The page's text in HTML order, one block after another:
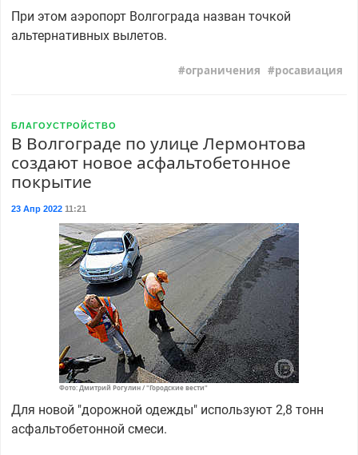
При этом аэропорт Волгограда назван точкой
альтернативных вылетов.
ограничения росавиация
БЛАГОУСТРОЙСТВО
В Волгограде по улице Лермонтова
создают новое асфальтобетонное
покрытие
23 Апр 202211:21
Фото: Дмитрий Рогулин / "Городские вести"
Для новой "дорожной одежды" используют 2,8 тонн
асфальтобетонной смеси.